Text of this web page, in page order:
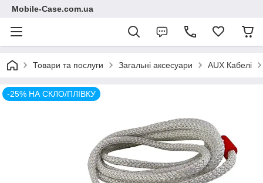
Mobile-Case.com.ua
Товари та послуги Загальні аксесуари AUX Кабелі
-25% НА СКЛО/ПЛІВКУ